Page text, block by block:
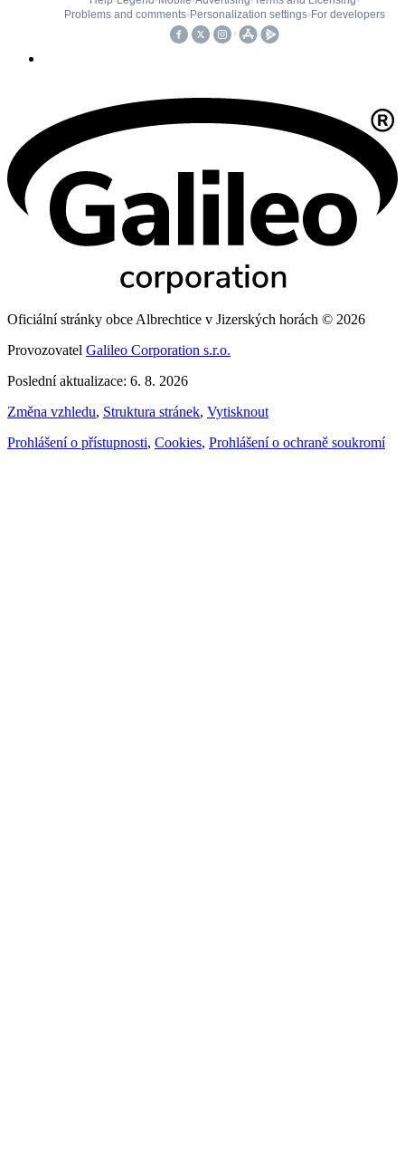
Oficiální stránky obce Albrechtice v Jizerských horách © 2026
Provozovatel Galileo Corporation s.r.o.
Poslední aktualizace: 6. 8. 2026
Změna vzhledu, Struktura stránek, Vytisknout
Prohlášení o přístupnosti, Cookies, Prohlášení o ochraně soukromí